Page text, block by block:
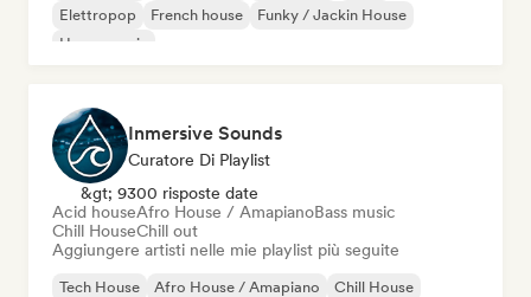
Elettropop
French house
Funky / Jackin House
House music
Inmersive Sounds
Curatore Di Playlist
&gt; 9300 risposte date
Acid houseAfro House / AmapianoBass music
Chill HouseChill out
Aggiungere artisti nelle mie playlist più seguite
Tech House Afro House / Amapiano
Chill House